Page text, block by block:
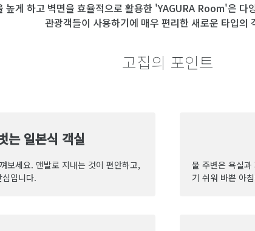
높게 하고 벽면을 효율적으로 활용한 'YAGURA Room'은 다
관광객들이 사용하기에 매우 편리한 새로운 타입의
고집의 포인트
는 일본식 객실
보세요. 맨발로 지내는 것이 편안하고,
입니다.
물 주변은 욕실
기 쉬워 바쁜 아